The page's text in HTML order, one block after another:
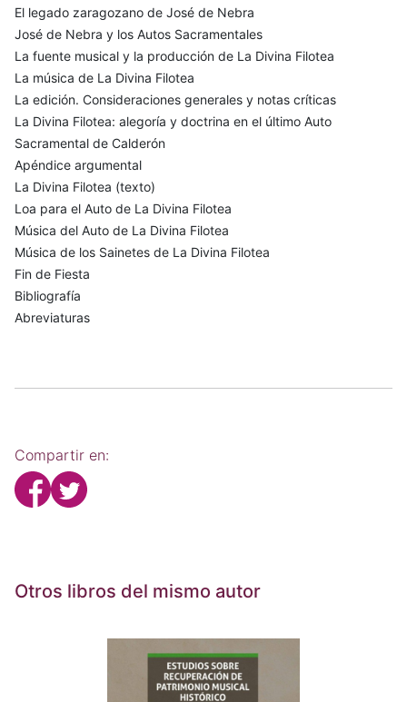
El legado zaragozano de José de Nebra
José de Nebra y los Autos Sacramentales
La fuente musical y la producción de La Divina Filotea
La música de La Divina Filotea
La edición. Consideraciones generales y notas críticas
La Divina Filotea: alegoría y doctrina en el último Auto
Sacramental de Calderón
Apéndice argumental
La Divina Filotea (texto)
Loa para el Auto de La Divina Filotea
Música del Auto de La Divina Filotea
Música de los Sainetes de La Divina Filotea
Fin de Fiesta
Bibliografía
Abreviaturas
Compartir en:
Otros libros del mismo autor